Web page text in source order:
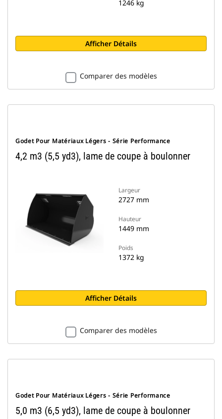
1246 kg
Afficher Détails
Comparer des modèles
Godet Pour Matériaux Légers - Série Performance
4,2 m3 (5,5 yd3), lame de coupe à boulonner
Largeur
2727 mm
Hauteur
1449 mm
Poids
1372 kg
Afficher Détails
Comparer des modèles
Godet Pour Matériaux Légers - Série Performance
5,0 m3 (6,5 yd3), lame de coupe à boulonner